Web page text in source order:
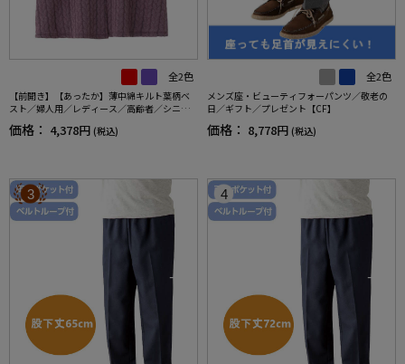
全2色
【前開き】【あったか】薄中綿キルト葉柄ベ
スト／婦人用／レディース／高齢者／シニア
／秋冬／洗濯OK／自宅で洗える／名前記入欄
付／両脇ポケット／お出かけ／ギフト【CF】
価格： 4,378円 (税込)
全2色
メンズ座・ビューティフォーパンツ／敬老の
日／ギフト／プレゼント【CF】
価格： 8,778円 (税込)
3 4